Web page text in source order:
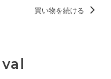
買い物を続ける